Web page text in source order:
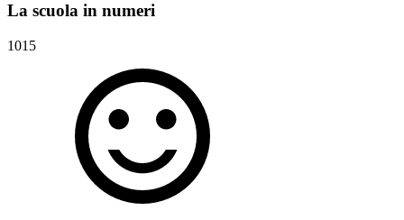
La scuola in numeri
1015